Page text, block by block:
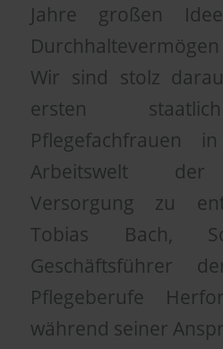
Jahre großen
Wir sind stolz
ersten
Pflegefachfrauen
Arbeitswelt der
Versorgung zu
Tobias Bach,
Geschäftsführer
Pflegeberufe
während seiner